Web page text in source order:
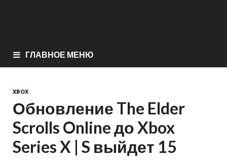
ГЛАВНОЕ МЕНЮ
XBOX
Обновление The Elder
Scrolls Online до Xbox
Series X | S выйдет 15